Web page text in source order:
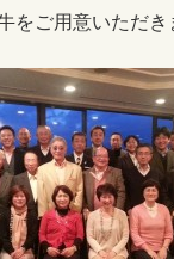
をご用意いただき